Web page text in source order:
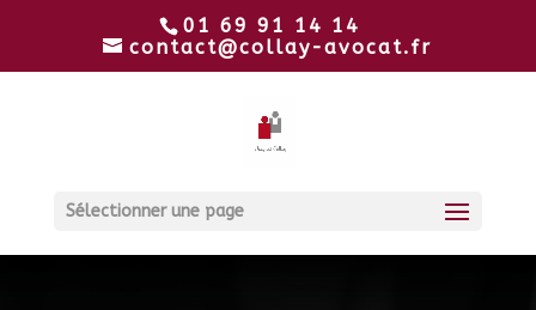
01 69 91 14 14
contact@collay-avocat.fr
Sélectionner une page